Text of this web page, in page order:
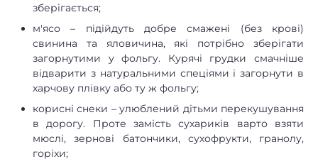
зберігається;
м'ясо – підійдуть добре смажені (без крові)
свинина та яловичина, які потрібно зберігати
загорнутими у фольгу. Курячі грудки смачніше
відварити з натуральними спеціями і загорнути в
харчову плівку або ту ж фольгу;
корисні снеки – улюблений дітьми перекушування
в дорогу. Проте замість сухариків варто взяти
мюслі, зернові батончики, сухофрукти, гранолу,
горіхи;